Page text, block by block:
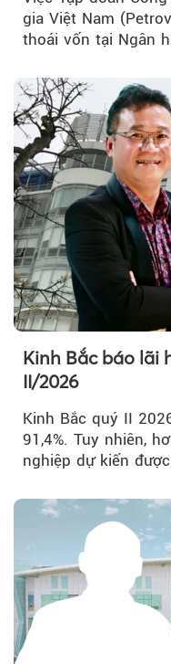
gia Việt Nam
thoái vốn tại Ngân
Kinh Bắc báo lãi
II/2026
Kinh Bắc quý II
91,4%. Tuy nhiên,
nghiệp dự kiến